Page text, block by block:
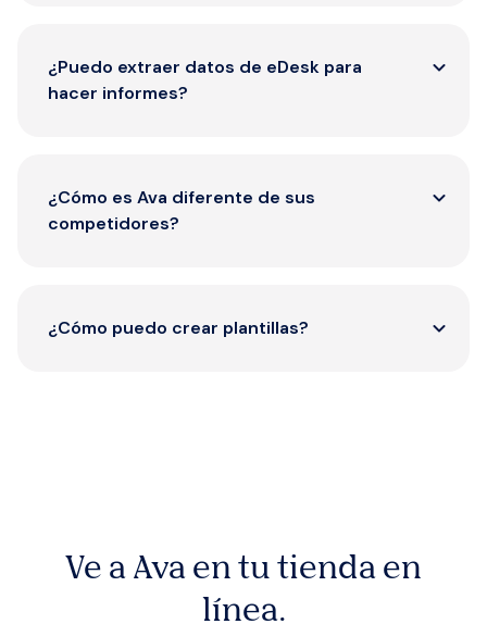
¿Puedo extraer datos de eDesk para
hacer informes?
¿Cómo es Ava diferente de sus
competidores?
¿Cómo puedo crear plantillas?
Ve a Ava en tu tienda en
línea.